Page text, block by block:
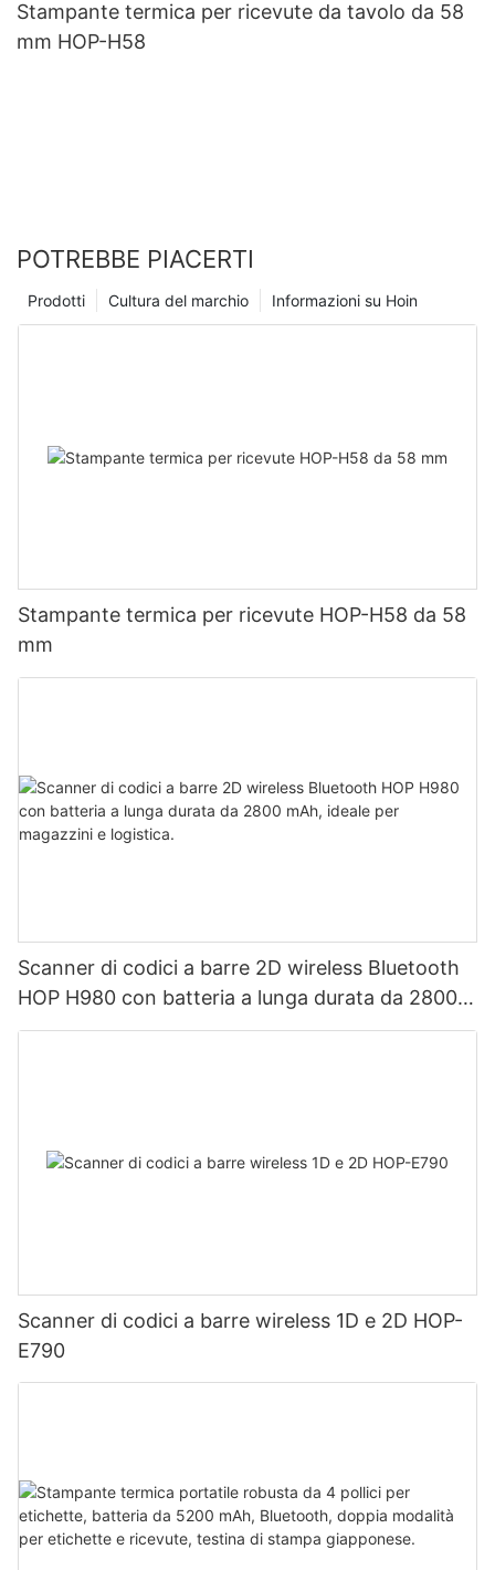
Stampante termica per ricevute da tavolo da 58
mm HOP-H58
POTREBBE PIACERTI
Informazioni su Hoin
Cultura del marchio
Prodotti
Stampante termica per ricevute HOP-H58 da 58
mm
Scanner di codici a barre 2D wireless Bluetooth
HOP H980 con batteria a lunga durata da 2800
mAh, ideale per magazzini e logistica.
Scanner di codici a barre wireless 1D e 2D HOP-
E790